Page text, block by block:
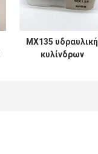
MX135 υδραυλική
κυλίνδρων